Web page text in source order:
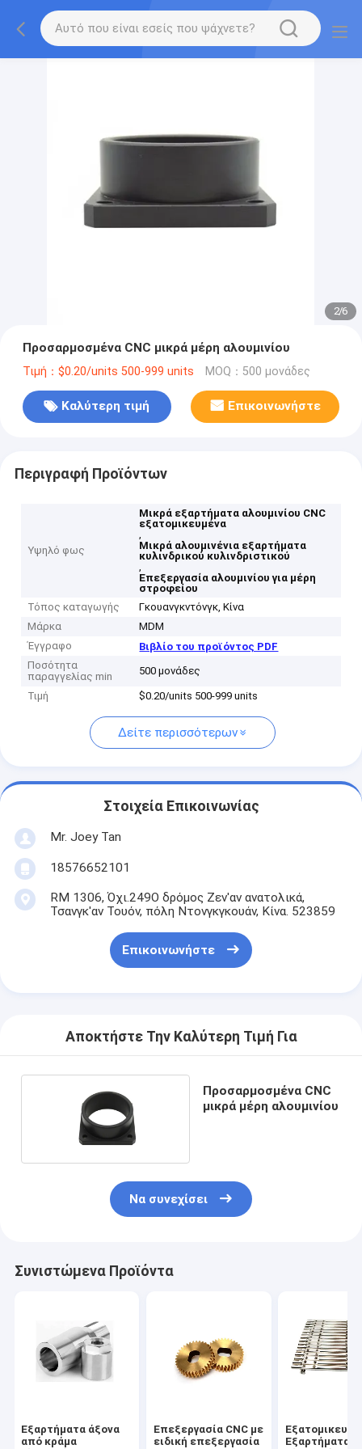
2/6
Προσαρμοσμένα CNC μικρά μέρη αλουμινίου
Τιμή：$0.20/units 500-999 units MOQ：500 μονάδες
Καλύτερη τιμή Επικοινωνήστε
Περιγραφή Προϊόντων
Υψηλό φως
Μικρά εξαρτήματα αλουμινίου CNC
εξατομικευμένα
,
Μικρά αλουμινένια εξαρτήματα
κυλινδρικού κυλινδριστικού
,
Επεξεργασία αλουμινίου για μέρη
στροφείου
Τόπος καταγωγής
Γκουανγκντόνγκ, Κίνα
Μάρκα
MDM
Έγγραφο
Βιβλίο του προϊόντος PDF
Ποσότητα
παραγγελίας min
500 μονάδες
Τιμή $0.20/units 500-999 units
Δείτε περισσότερων
Στοιχεία Επικοινωνίας
Mr. Joey Tan
18576652101
RM 1306, Όχι.249Ο δρόμος Ζεν'αν ανατολικά,
Τσανγκ'αν Τουόν, πόλη Ντονγκγκουάν, Κίνα. 523859
Επικοινωνήστε
Αποκτήστε Την Καλύτερη Τιμή Για
Προσαρμοσμένα CNC
μικρά μέρη αλουμινίου
Να συνεχίσει
Συνιστώμενα Προϊόντα
Εξαρτήματα άξονα
από κράμα
Επεξεργασία CNC με
ειδική επεξεργασία
Εξαρτήματα